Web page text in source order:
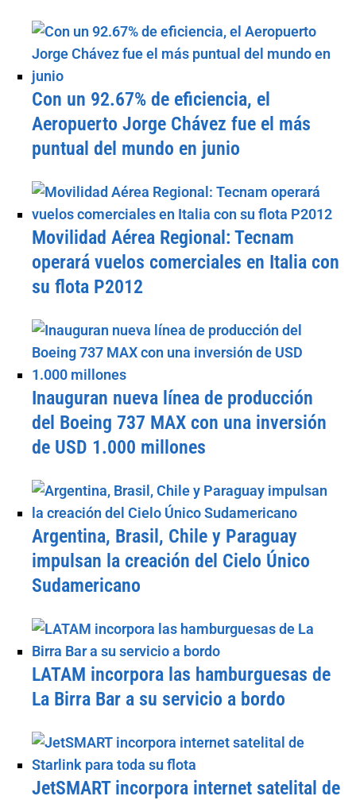
Con un 92.67% de eficiencia, el
Aeropuerto Jorge Chávez fue el más
puntual del mundo en junio
Movilidad Aérea Regional: Tecnam
operará vuelos comerciales en Italia con
su flota P2012
Inauguran nueva línea de producción
del Boeing 737 MAX con una inversión
de USD 1.000 millones
Argentina, Brasil, Chile y Paraguay
impulsan la creación del Cielo Único
Sudamericano
LATAM incorpora las hamburguesas de
La Birra Bar a su servicio a bordo
JetSMART incorpora internet satelital de